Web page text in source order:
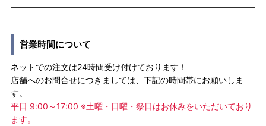
営業時間について
ネットでの注文は24時間受け付けております！
店舗へのお問合せにつきましては、下記の時間帯にお願いしま
す。
平日 9:00～17:00 ※土曜・日曜・祭日はお休みをいただいており
ます。